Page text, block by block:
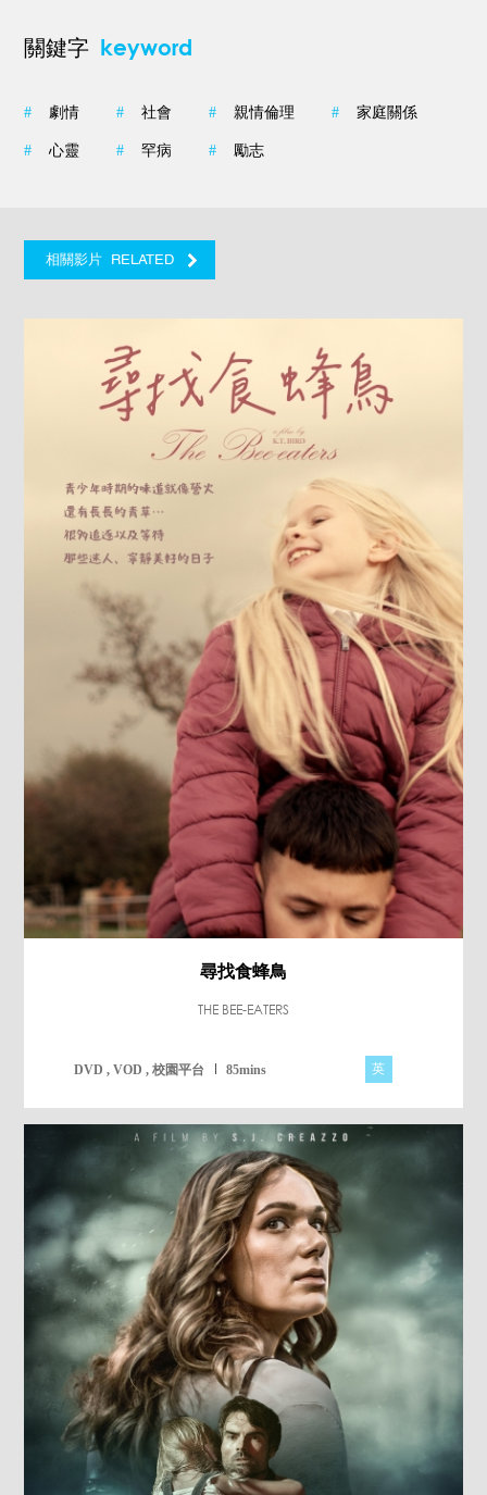
關鍵字 keyword
# 劇情 # 社會 # 親情倫理 # 家庭關係
# 心靈 # 罕病 # 勵志
相關影片 RELATED
尋找食蜂鳥
THE BEE-EATERS
DVD , VOD , 校園平台 85mins 英